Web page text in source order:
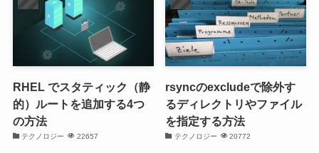
RHEL でスタティック（静
的）ルートを追加する4つ
の方法
テクノロジー 22657
rsyncのexcludeで除外す
るディレクトリやファイル
を指定する方法
テクノロジー 20772